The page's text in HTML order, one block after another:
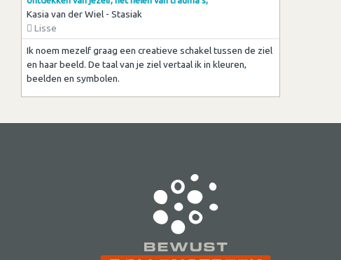
Kasia van der Wiel - Stasiak
Lisse
Ik noem mezelf graag een creatieve schakel tussen de ziel
en haar beeld. De taal van je ziel vertaal ik in kleuren,
beelden en symbolen.